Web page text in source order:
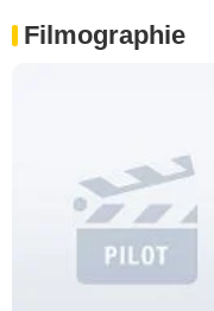
Filmographie